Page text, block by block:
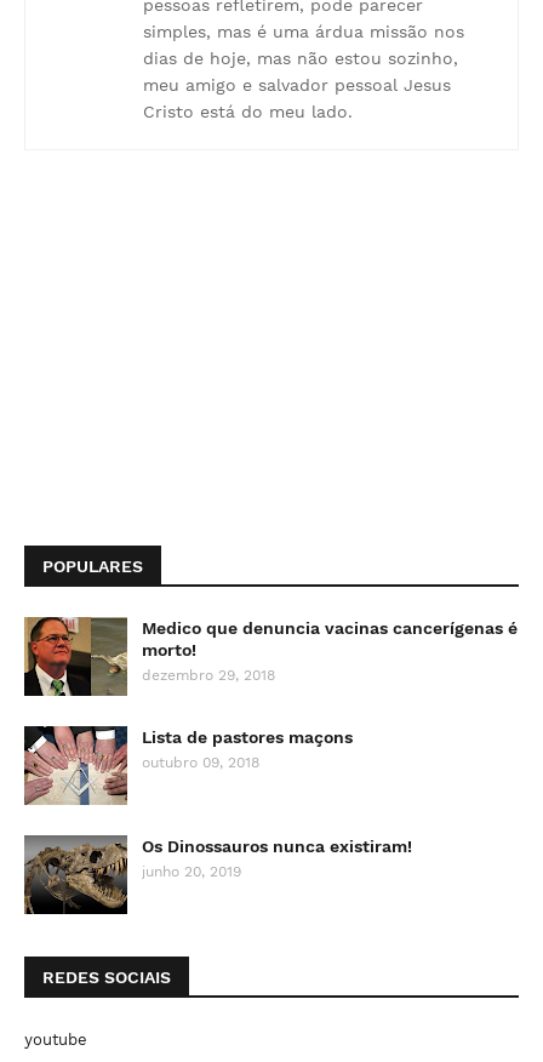
pessoas refletirem, pode parecer
simples, mas é uma árdua missão nos
dias de hoje, mas não estou sozinho,
meu amigo e salvador pessoal Jesus
Cristo está do meu lado.
POPULARES
Medico que denuncia vacinas cancerígenas é
morto!
dezembro 29, 2018
Lista de pastores maçons
outubro 09, 2018
Os Dinossauros nunca existiram!
junho 20, 2019
REDES SOCIAIS
youtube